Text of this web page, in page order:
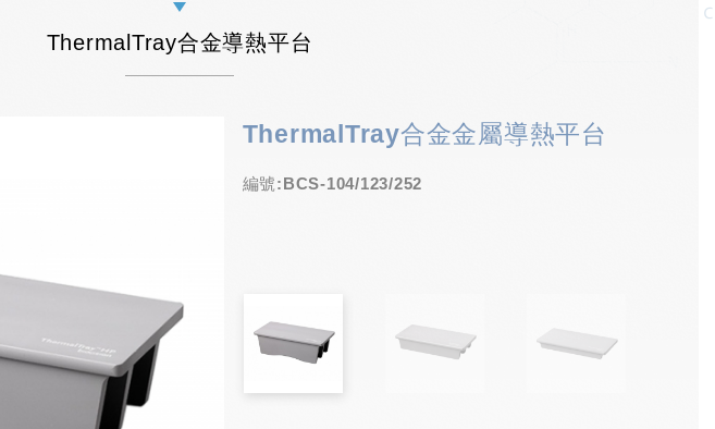
ThermalTray合金導熱平台
ThermalTray合金金屬導熱平台
編號:BCS-104/123/252